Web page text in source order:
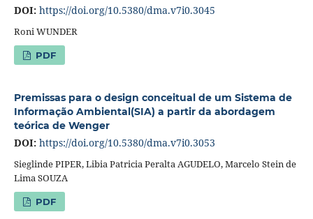
DOI: https://doi.org/10.5380/dma.v7i0.3045
Roni WUNDER
PDF
Premissas para o design conceitual de um Sistema de
Informação Ambiental(SIA) a partir da abordagem
teórica de Wenger
DOI: https://doi.org/10.5380/dma.v7i0.3053
Sieglinde PIPER, Libia Patricia Peralta AGUDELO, Marcelo Stein de
Lima SOUZA
PDF